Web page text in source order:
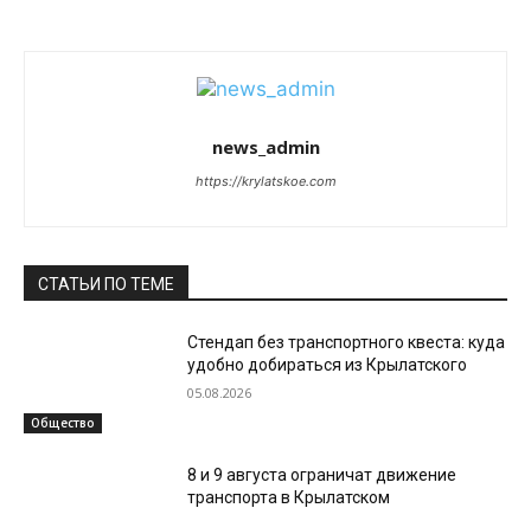
news_admin
https://krylatskoe.com
СТАТЬИ ПО ТЕМЕ
Общество
Стендап без транспортного квеста: куда
удобно добираться из Крылатского
05.08.2026
8 и 9 августа ограничат движение
транспорта в Крылатском